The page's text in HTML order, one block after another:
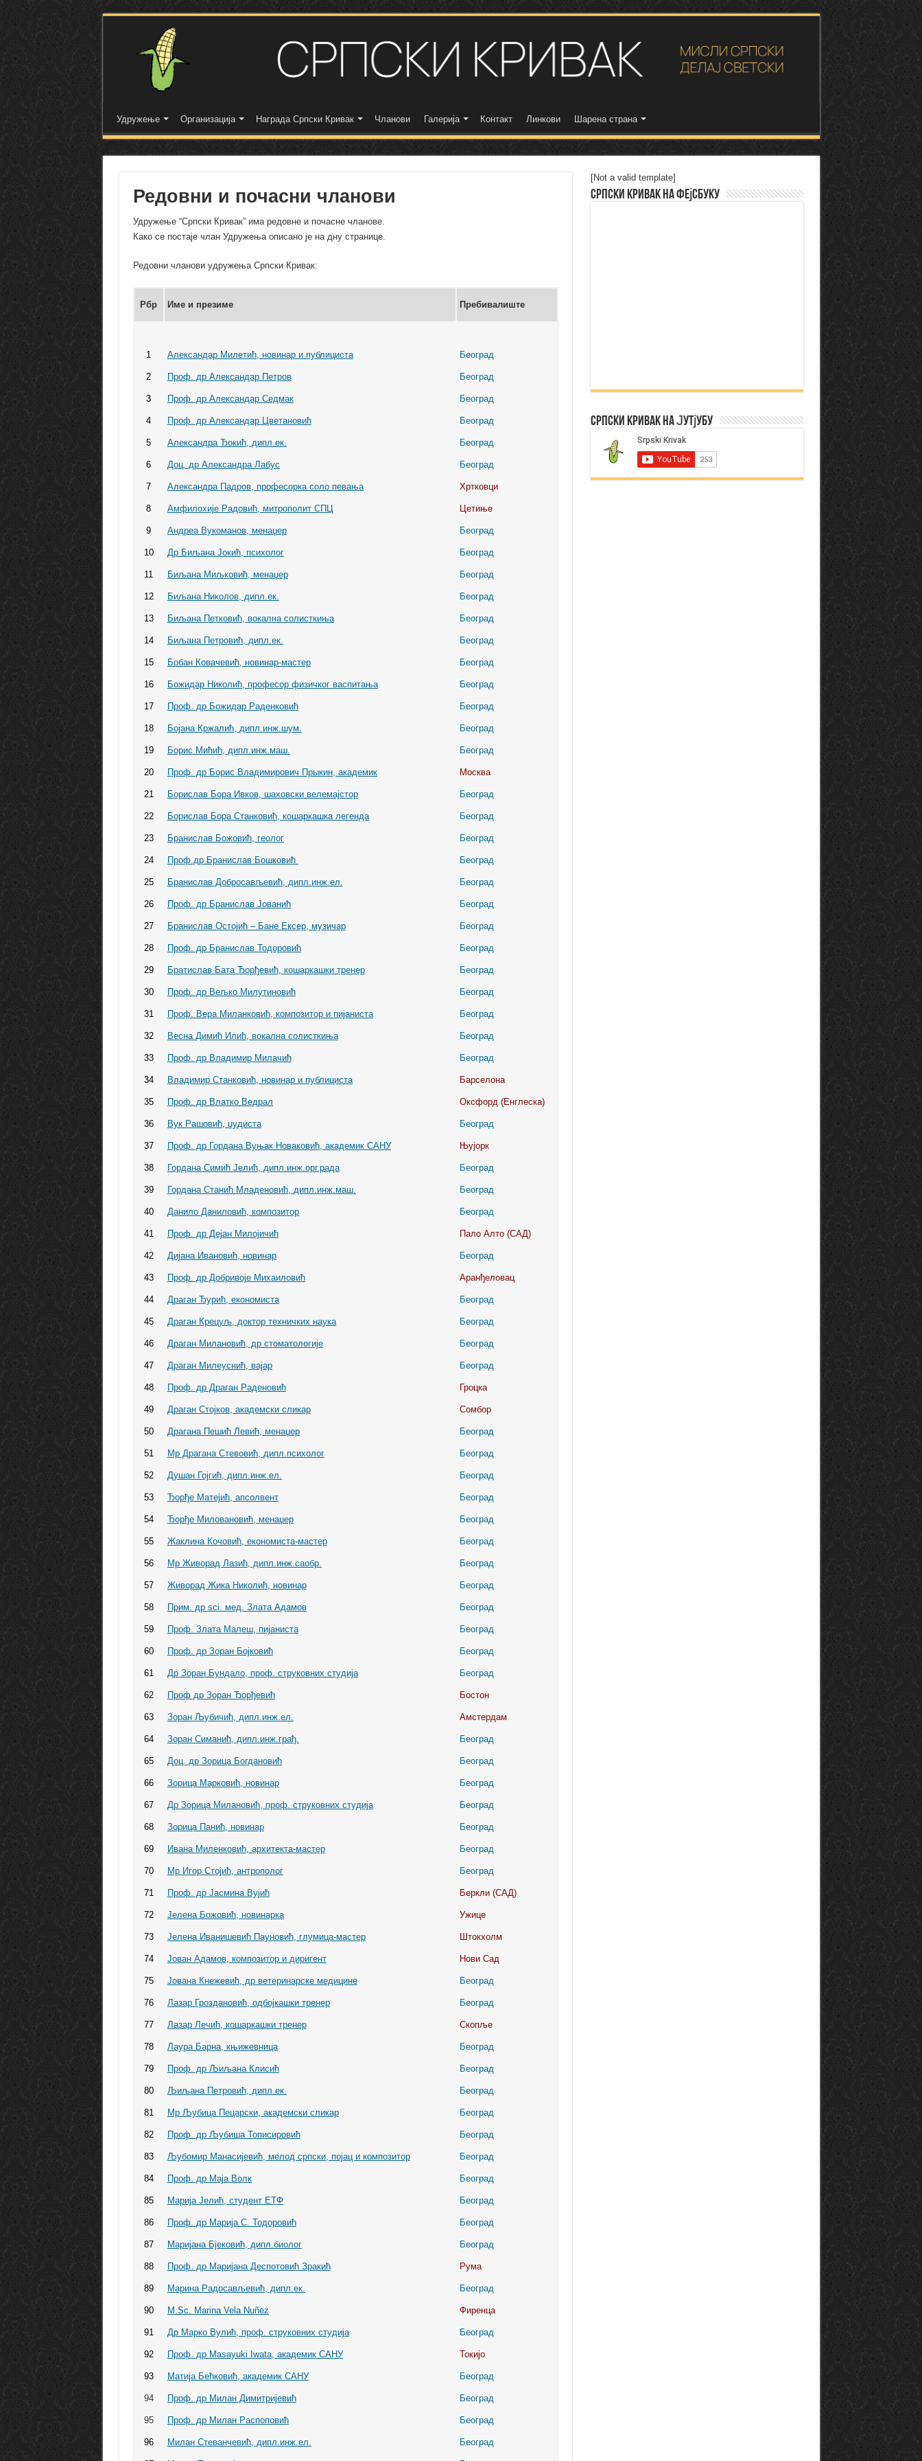
Удружење Организација Награда Српски Кривак Чланови Галерија Контакт Линкови Шарена страна
Редовни и почасни чланови
Удружење “Српски Кривак” има редовне и почасне чланове.
Како се постаје члан Удружења описано је на дну странице.
Редовни чланови удружења Српски Кривак:
Рбр Име и презиме Пребивалиште
1 Александар Милетић, новинар и публициста Београд
2 Проф. др Александар Петров Београд
3 Проф. др Александар Седмак Београд
4 Проф. др Александар Цветановић Београд
5 Александра Ђокић, дипл.ек. Београд
6 Доц. др Александра Лабус Београд
7 Александра Падров, професорка соло певања Хртковци
8 Амфилохије Радовић, митрополит СПЦ Цетиње
9 Андреа Вукоманов, менаџер Београд
10 Др Биљана Јокић, психолог Београд
11 Биљана Миљковић, менаџер Београд
12 Биљана Николов, дипл.ек. Београд
13 Биљана Петковић, вокална солисткиња Београд
14 Биљана Петровић, дипл.ек. Београд
15 Бобан Ковачевић, новинар-мастер Београд
16 Божидар Николић, професор физичког васпитања Београд
17 Проф. др Божидар Раденковић Београд
18 Бојана Кржалић, дипл.инж.шум. Београд
19 Борис Мићић, дипл.инж.маш. Београд
20 Проф. др Борис Владимирович Прыкин, академик Москва
21 Бoрислав Бора Ивков, шаховски велемајстор Београд
22 Бoрислав Бора Станковић, кошаркашка легенда Београд
23 Бранислав Божовић, геолог Београд
24 Проф.др Бранислав Бошковић Београд
25 Бранислав Добросављевић, дипл.инж.ел. Београд
26 Проф. др Бранислав Јованић Београд
27 Бранислав Остојић – Бане Ексер, музичар Београд
28 Проф. др Бранислав Тодоровић Београд
29 Братислав Бата Ђорђевић, кошаркашки тренер Београд
30 Проф. др Вељко Милутиновић Београд
31 Проф. Вера Миланковић, композитор и пијаниста Београд
32 Весна Димић Илић, вокална солисткиња Београд
33 Проф. др Владимир Милачић Београд
34 Владимир Станковић, новинар и публициста Барселона
35 Проф. др Влатко Ведрал Оксфорд (Енглеска)
36 Вук Рашовић, џудиста Београд
37 Проф. др Гордана Вуњак Новаковић, академик САНУ Њујорк
38 Гордана Симић Јелић, дипл.инж.орг.рада Београд
39 Гордана Станић Младеновић, дипл.инж.маш. Београд
40 Данило Даниловић, композитор Београд
41 Проф. др Дејан Милојичић Пало Алто (САД)
42 Дијана Ивановић, новинар Београд
43 Проф. др Добривоје Михаиловић Аранђеловац
44 Драган Ђурић, економиста Београд
45 Драган Крецуљ, доктор техничких наука Београд
46 Драган Милановић, др стоматологије Београд
47 Драган Милеуснић, вајар Београд
48 Проф. др Драган Раденовић Гроцка
49 Драган Стојков, академски сликар Сомбор
50 Драгана Пешић Левић, менаџер Београд
51 Мр Драгана Стевовић, дипл.психолог Београд
52 Душан Гојгић, дипл.инж.ел. Београд
53 Ђорђе Матејић, апсолвент Београд
54 Ђорђе Миловановић, менаџер Београд
55 Жаклина Кочовић, економиста-мастер Београд
56 Мр Живорад Лазић, дипл.инж.саобр. Београд
57 Живорад Жика Николић, новинар Београд
58 Прим. др sci. мед. Злата Адамов Београд
59 Проф. Злата Малеш, пијаниста Београд
60 Проф. др Зоран Бојковић Београд
61 Др Зоран Бундало, проф. струковних студија Београд
62 Проф др Зоран Ђорђевић Бостон
63 Зоран Љубичић, дипл.инж.ел. Амстердам
64 Зоран Симанић, дипл.инж.грађ. Београд
65 Доц. др Зорица Богдановић Београд
66 Зорица Марковић, новинар Београд
67 Др Зорица Милановић, проф. струковних студија Београд
68 Зорица Панић, новинар Београд
69 Ивана Миленковић, архитекта-мастер Београд
70 Мр Игор Стојић, антрополог Београд
71 Проф. др Јасмина Вујић Беркли (САД)
72 Јелена Божовић, новинарка Ужице
73 Јелена Иванишевић Пауновић, глумица-мастер Штокхолм
74 Јован Адамов, композитор и диригент Нови Сад
75 Јована Кнежевић, др ветеринарске медицине Београд
76 Лазар Гроздановић, одбојкашки тренер Београд
77 Лазар Лечић, кошаркашки тренер Скопље
78 Лаура Барна, књижевница Београд
79 Проф. др Љиљана Клисић Београд
80 Љиљана Петровић, дипл.ек. Београд
81 Мр Љубица Пецарски, академски сликар Београд
82 Проф. др Љубиша Тописировић Београд
83 Љубомир Манасијевић, мелод српски, појац и композитор Београд
84 Проф. др Маја Волк Београд
85 Марија Јелић, студент ЕТФ Београд
86 Проф. др Марија С. Тодоровић Београд
87 Маријана Бјековић, дипл.биолог Београд
88 Проф. др Маријана Деспотовић Зракић Рума
89 Марина Радосављевић, дипл.ек. Београд
90 M.Sc. Marina Vela Nuñez Фиренца
91 Др Марко Вулић, проф. струковних студија Београд
92 Проф. др Masayuki Iwata, академик САНУ Токијо
93 Матија Бећковић, академик САНУ Београд
94 Проф. др Милан Димитријевић Београд
95 Проф. др Милан Распоповић Београд
96 Милан Стеванчевић, дипл.инж.ел. Београд
[Not a valid template]
Српски Кривак на Фејсбуку
Српски Кривак на Јутјубу